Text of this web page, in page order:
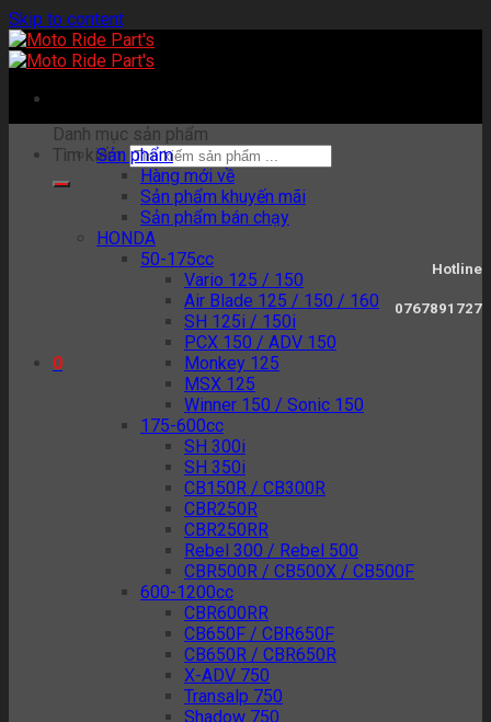
Skip to content
Tìm kiếm:
Hotline
0767891727
0
Danh mục sản phẩm
Sản phẩm
Hàng mới về
Sản phẩm khuyến mãi
Sản phẩm bán chạy
HONDA
50-175cc
Vario 125 / 150
Air Blade 125 / 150 / 160
SH 125i / 150i
PCX 150 / ADV 150
Monkey 125
MSX 125
Winner 150 / Sonic 150
175-600cc
SH 300i
SH 350i
CB150R / CB300R
CBR250R
CBR250RR
Rebel 300 / Rebel 500
CBR500R / CB500X / CB500F
600-1200cc
CBR600RR
CB650F / CBR650F
CB650R / CBR650R
X-ADV 750
Transalp 750
Shadow 750